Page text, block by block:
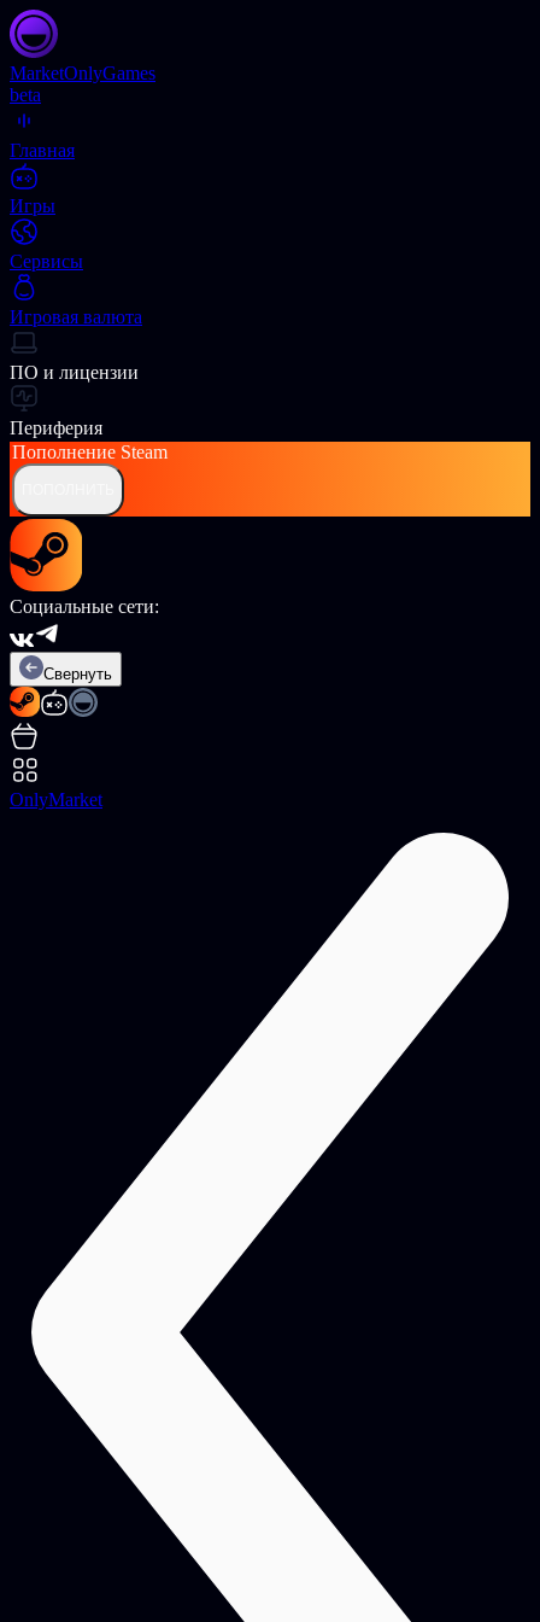
MarketOnlyGames
beta
Главная
Игры
Сервисы
Игровая валюта
ПО и лицензии
Периферия
Пополнение Steam
Социальные сети:
Свернуть
OnlyMarket